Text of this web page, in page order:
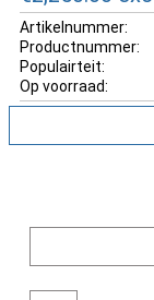
Artikelnummer:
Productnummer:
Populairteit:
Op voorraad: